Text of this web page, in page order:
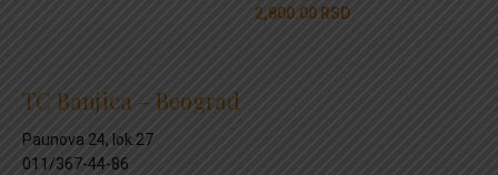
2,800.00 RSD
TC Banjica – Beograd
Paunova 24, lok.27
011/367-44-86